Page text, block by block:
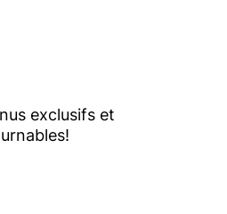
exclusifs et